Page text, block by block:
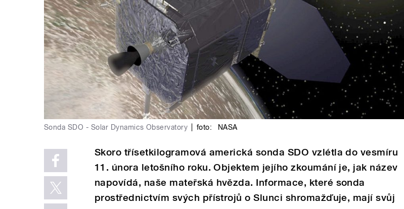
Sonda SDO - Solar Dynamics Observatory foto: NASA
Skoro třísetkilogramová americká sonda SDO vzlétla do vesmíru
11. února letošního roku. Objektem jejího zkoumání je, jak název
napovídá, naše mateřská hvězda. Informace, které sonda
prostřednictvím svých přístrojů o Slunci shromažďuje, mají svůj